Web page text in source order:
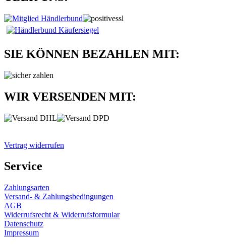
SIE KÖNNEN BEZAHLEN MIT:
WIR VERSENDEN MIT:
Vertrag widerrufen
Service
Zahlungsarten
Versand- & Zahlungsbedingungen
AGB
Widerrufsrecht & Widerrufsformular
Datenschutz
Impressum